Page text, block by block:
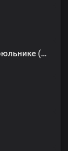
02. Баллада о Бедном Цирюльнике (Ария Бродяги).mp3